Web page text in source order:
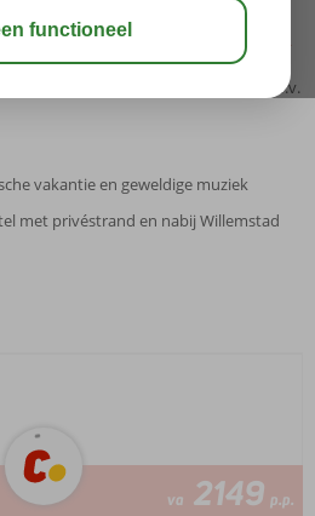
bewaar
Curaçao North Sea Jazz festival t.w.v.
vakantie en geweldige muziek
met privéstrand en nabij Willemstad
va 2149 p.p.